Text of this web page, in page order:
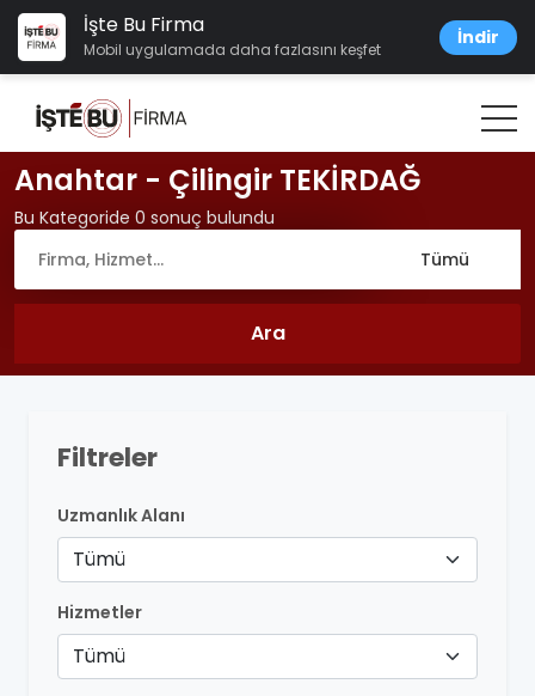
İşte Bu Firma
Mobil uygulamada daha fazlasını keşfet
İndir
Anahtar - Çilingir TEKİRDAĞ
Bu Kategoride 0 sonuç bulundu
Filtreler
Uzmanlık Alanı
Tümü
Hizmetler
Tümü